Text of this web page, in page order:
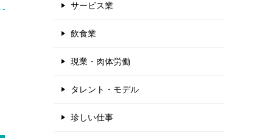
サービス業
飲食業
現業・肉体労働
タレント・モデル
珍しい仕事